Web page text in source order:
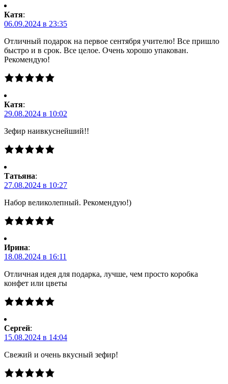
Катя:
06.09.2024 в 23:35
Отличный подарок на первое сентября учителю! Все пришло
быстро и в срок. Все целое. Очень хорошо упакован.
Рекомендую!
Катя:
29.08.2024 в 10:02
Зефир наивкуснейший!!
Татьяна:
27.08.2024 в 10:27
Набор великолепный. Рекомендую!)
Ирина:
18.08.2024 в 16:11
Отличная идея для подарка, лучше, чем просто коробка
конфет или цветы
Сергей:
15.08.2024 в 14:04
Свежий и очень вкусный зефир!